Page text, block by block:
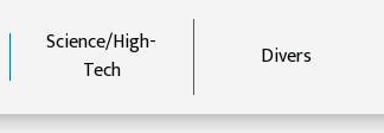
Science/High-
Tech
Divers